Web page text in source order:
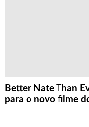
Better Nate Than
para o novo filme